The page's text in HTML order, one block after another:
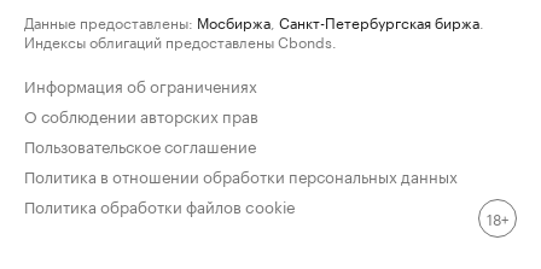
Данные предоставлены: Мосбиржа Санкт-Петербургская биржа
Индексы облигаций предоставлены Cbonds.
Информация об ограничениях
О соблюдении авторских прав
Пользовательское соглашение
Политика в отношении обработки персональных данных
Политика обработки файлов cookie
18+